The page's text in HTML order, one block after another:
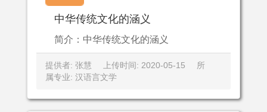
中华传统文化的涵义
简介：中华传统文化的涵义
提供者: 张慧 上传时间: 2020-05-15
所
属专业: 汉语言文学